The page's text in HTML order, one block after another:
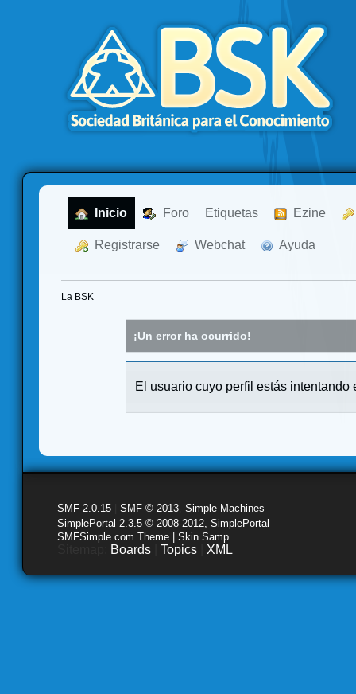
Inicio Foro Etiquetas Ezine
Registrarse Webchat Ayuda
La BSK
¡Un error ha ocurrido!
El usuario cuyo perfil estás intentando
SMF 2.0.15 SMF © 2013 Simple Machines
SimplePortal 2.3.5 © 2008-2012, SimplePortal
SMFSimple.com Theme | Skin Samp
Boards Topics XML